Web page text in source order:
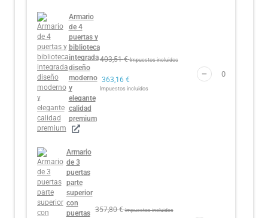
Armario
de 4
puertas y
biblioteca
integrada
diseño
moderno
y
elegante
calidad
premium
403,51€ Impuestos incluidos
363,16 €
Impuestos incluidos
Armario
de 3
puertas
parte
superior
con
puertas 357,80€ Impuestos incluidos